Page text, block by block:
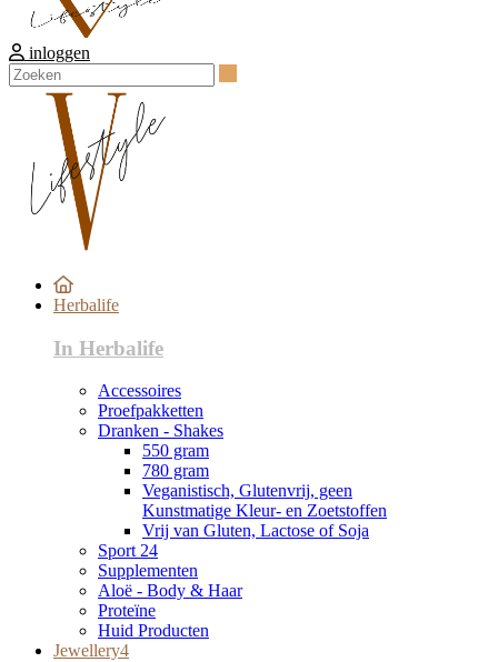
inloggen
Herbalife
In Herbalife
Accessoires
Proefpakketten
Dranken - Shakes
550 gram
780 gram
Veganistisch, Glutenvrij, geen
Kunstmatige Kleur- en Zoetstoffen
Vrij van Gluten, Lactose of Soja
Sport 24
Supplementen
Aloë - Body & Haar
Proteïne
Huid Producten
Jewellery4